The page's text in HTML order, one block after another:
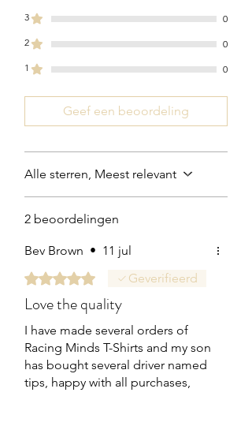
3
0
2
0
1
0
Geef een beoordeling
Alle sterren, Meest relevant
2 beoordelingen
Bev Brown • 11 jul
Beoordeeld met 5 uit 5 sterren.
Geverifieerd
Love the quality
I have made several orders of
Racing Minds T-Shirts and my son
has bought several driver named
tips, happy with all purchases,